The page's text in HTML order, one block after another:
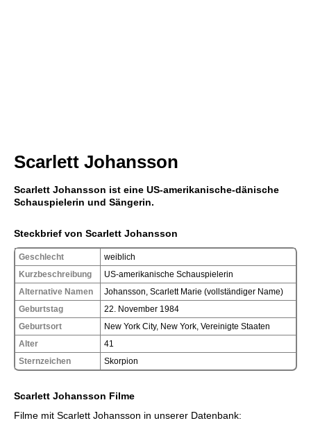
Scarlett Johansson
Scarlett Johansson ist eine US-amerikanische-dänische
Schauspielerin und Sängerin.
Steckbrief von Scarlett Johansson
Geschlecht
weiblich
Kurzbeschreibung
US-amerikanische Schauspielerin
Alternative Namen
Johansson, Scarlett Marie (vollständiger Name)
Geburtstag
22. November 1984
Geburtsort
New York City, New York, Vereinigte Staaten
Alter
41
Sternzeichen
Skorpion
Scarlett Johansson Filme
Filme mit Scarlett Johansson in unserer Datenbank: